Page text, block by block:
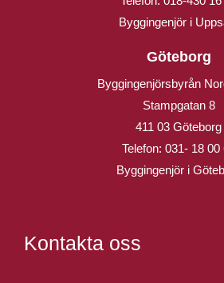
Byggingenjör i
Göteborg
Byggingenjörsbyrån
Stampgatan 8
411 03 Göteborg
Telefon: 031- 18 00
Byggingenjör i
Kontakta oss